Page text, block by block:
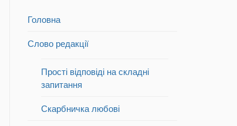
Головна
Слово редакції
Прості відповіді на складні
запитання
Скарбничка любові